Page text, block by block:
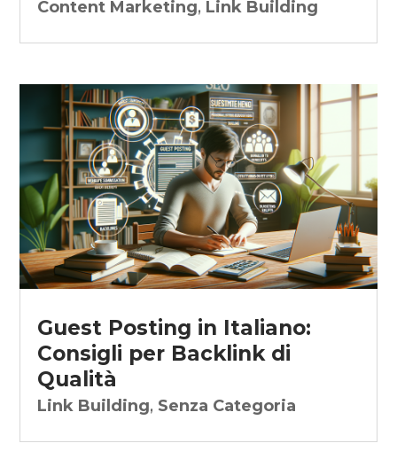
Content Marketing, Link Building
Guest Posting in Italiano:
Consigli per Backlink di
Qualità
Link Building, Senza Categoria